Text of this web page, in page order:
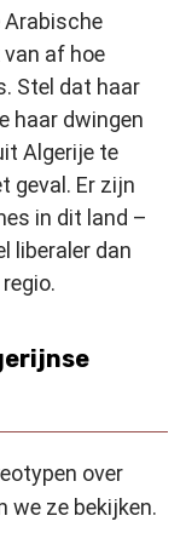
Arabische
af hoe
Stel dat haar
haar dwingen
Algerije te
geval. Er zijn
in dit land –
liberaler dan
over
we ze bekijken.